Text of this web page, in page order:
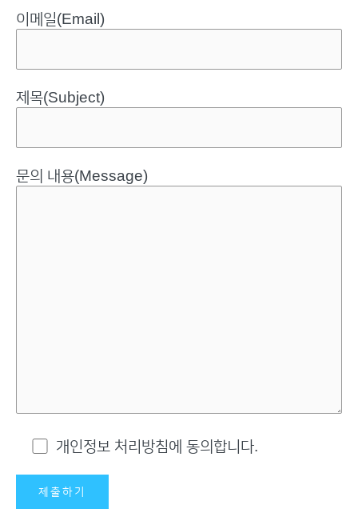
이메일(Email)
제목(Subject)
문의 내용(Message)
개인정보 처리방침에 동의합니다.